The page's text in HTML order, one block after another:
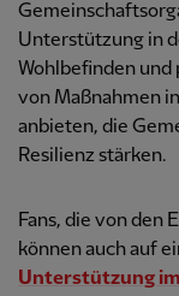
Unterstützung in
Wohlbefinden
von Maßnahmen
anbieten, die
Resilienz stärken.
Fans, die von den
können auch auf
Unterstützung